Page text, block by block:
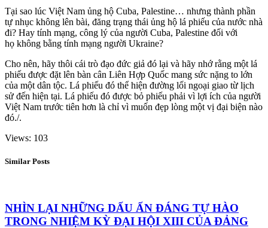
Tại sao lúc Việt Nam ủng hộ Cuba, Palestine… nhưng thành phần
tự nhục không lên bài, đăng trạng thái ủng hộ lá phiếu của nước nhà
đi? Hay tính mạng, công lý của người Cuba, Palestine đối với
họ không bằng tính mạng người Ukraine?
Cho nên, hãy thôi cái trò đạo đức giả đó lại và hãy nhớ rằng một lá
phiếu được đặt lên bàn cân Liên Hợp Quốc mang sức nặng to lớn
của một dân tộc. Lá phiếu đó thể hiện đường lối ngoại giao từ lịch
sử đến hiện tại. Lá phiếu đó được bỏ phiếu phải vì lợi ích của người
Việt Nam trước tiên hơn là chỉ vì muốn đẹp lòng một vị đại biện nào
đó./.
Views: 103
Similar Posts
NHÌN LẠI NHỮNG DẤU ẤN ĐÁNG TỰ HÀO
TRONG NHIỆM KỲ ĐẠI HỘI XIII CỦA ĐẢNG